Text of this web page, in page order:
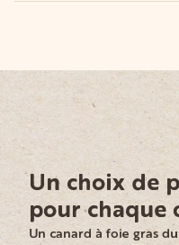
Un choix de
pour chaque
Un canard à foie gras